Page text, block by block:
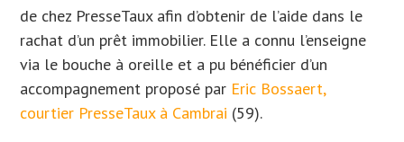
de chez PresseTaux afin d’obtenir de l’aide dans le
rachat d’un prêt immobilier. Elle a connu l’enseigne
via le bouche à oreille et a pu bénéficier d’un
accompagnement proposé par Eric Bossaert,
courtier PresseTaux à Cambrai (59).